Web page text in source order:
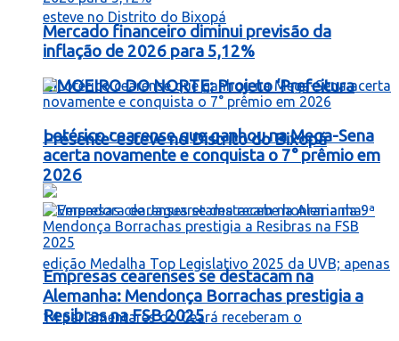
LIMOEIRO DO NORTE: Projeto ‘Prefeitura
Presente’ esteve no Distrito do Bixopá
Mercado financeiro diminui previsão da
inflação de 2026 para 5,12%
Lotérico cearense que ganhou na Mega-Sena
acerta novamente e conquista o 7° prêmio em
2026
Empresas cearenses se destacam na
Alemanha: Mendonça Borrachas prestigia a
Resibras na FSB 2025